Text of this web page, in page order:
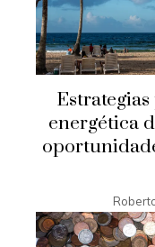
energética